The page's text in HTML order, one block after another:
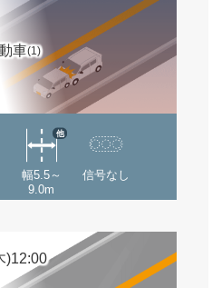
車(1)
幅5.5～
9.0m
他
信号なし
)12:00